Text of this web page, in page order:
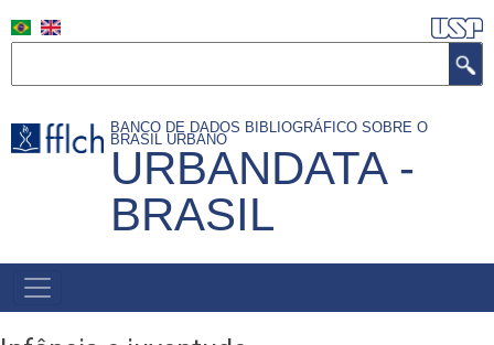
to
BANCO DE DADOS BIBLIOGRÁFICO SOBRE O
BRASIL URBANO
URBANDATA -
BRASIL
MAIN
NAVIGATION